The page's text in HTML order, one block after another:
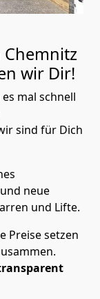
Chemnitz
wir Dir!
mal schnell
sind für Dich
neue
und Lifte.
Preise setzen